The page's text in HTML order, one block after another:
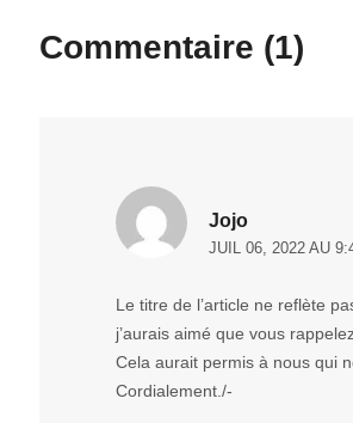
Commentaire (1)
Jojo
JUIL 06, 2022 AU
Le titre de l’article ne reflète
j’aurais aimé que vous
Cela aurait permis à nous qui
Cordialement./-